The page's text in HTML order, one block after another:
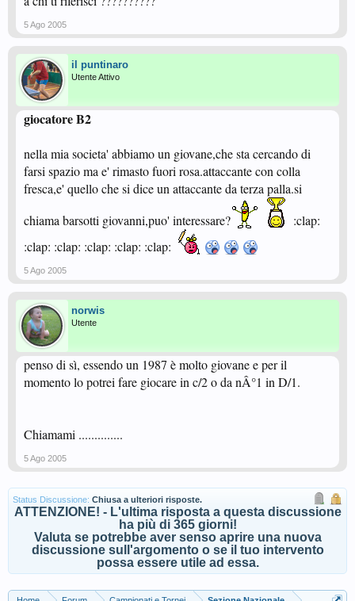
5 Ago 2005
il puntinaro
Utente Attivo
giocatore B2
nella mia societa' abbiamo un giovane,che sta cercando di
farsi spazio ma e' rimasto fuori rosa.attaccante con colla
fresca,e' quello che si dice un attaccante da terza palla.si
chiama barsotti giovanni,puo' interessare?
:clap:
:clap: :clap: :clap: :clap: :clap:
5 Ago 2005
norwis
Utente
penso di sì, essendo un 1987 è molto giovane e per il
momento lo potrei fare giocare in c/2 o da nÂ°1 in D/1.
Chiamami ..............
5 Ago 2005
Status Discussione: Chiusa a ulteriori risposte.
ATTENZIONE! - L'ultima risposta a questa discussione
ha più di 365 giorni!
Valuta se potrebbe aver senso aprire una nuova
discussione sull'argomento o se il tuo intervento
possa essere utile ad essa.